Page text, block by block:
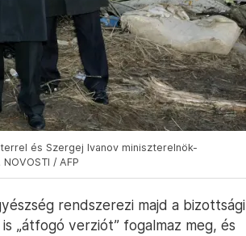
és Szergej Ivanov miniszterelnök-
/ AFP
rendszerezi majd a bizottsági
„átfogó verziót” fogalmaz meg, és